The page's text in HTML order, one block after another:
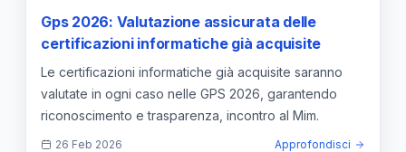
Gps 2026: Valutazione assicurata delle
certificazioni informatiche già acquisite
Le certificazioni informatiche già acquisite saranno
valutate in ogni caso nelle GPS 2026, garantendo
riconoscimento e trasparenza, incontro al Mim.
26 Feb 2026 Approfondisci